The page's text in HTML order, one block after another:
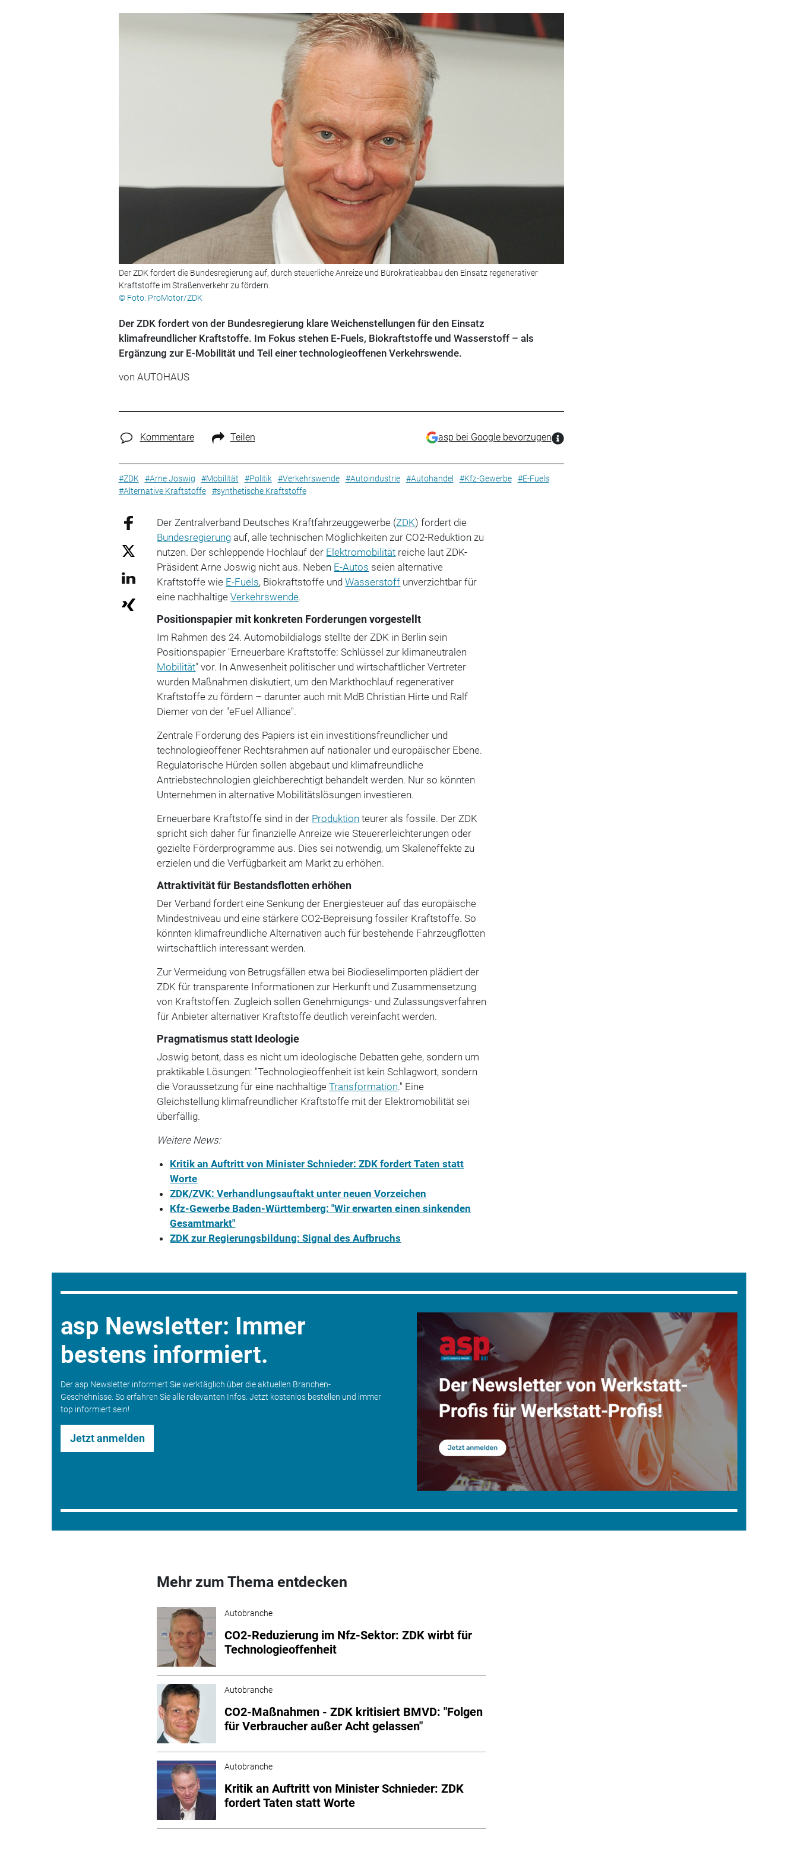
Der ZDK fordert die Bundesregierung auf, durch steuerliche Anreize und Bürokratieabbau den Einsatz regenerativer
Kraftstoffe im Straßenverkehr zu fördern.
© Foto: ProMotor/ZDK
Der ZDK fordert von der Bundesregierung klare Weichenstellungen für den Einsatz
klimafreundlicher Kraftstoffe. Im Fokus stehen E-Fuels, Biokraftstoffe und Wasserstoff – als
Ergänzung zur E-Mobilität und Teil einer technologieoffenen Verkehrswende.
von AUTOHAUS
Kommentare Teilen asp bei Google bevorzugen
#ZDK #Arne Joswig #Mobilität #Politik #Verkehrswende #Autoindustrie #Autohandel #Kfz-Gewerbe
#E-Fuels
#Alternative Kraftstoffe
#synthetische Kraftstoffe
Der Zentralverband Deutsches Kraftfahrzeuggewerbe (ZDK) fordert die
Bundesregierung auf, alle technischen Möglichkeiten zur CO2-Reduktion zu
nutzen. Der schleppende Hochlauf der Elektromobilität reiche laut ZDK-
Präsident Arne Joswig nicht aus. Neben E-Autos seien alternative
Kraftstoffe wie E-Fuels, Biokraftstoffe undWasserstoff unverzichtbar für
eine nachhaltigeVerkehrswende.
Positionspapier mit konkreten Forderungen vorgestellt
Im Rahmen des 24. Automobildialogs stellte der ZDK in Berlin sein
Positionspapier "Erneuerbare Kraftstoffe: Schlüssel zur klimaneutralen
Mobilität" vor. In Anwesenheit politischer und wirtschaftlicher Vertreter
wurden Maßnahmen diskutiert, um den Markthochlauf regenerativer
Kraftstoffe zu fördern – darunter auch mit MdB Christian Hirte und Ralf
Diemer von der "eFuel Alliance".
Zentrale Forderung des Papiers ist ein investitionsfreundlicher und
technologieoffener Rechtsrahmen auf nationaler und europäischer Ebene.
Regulatorische Hürden sollen abgebaut und klimafreundliche
Antriebstechnologien gleichberechtigt behandelt werden. Nur so könnten
Unternehmen in alternative Mobilitätslösungen investieren.
Erneuerbare Kraftstoffe sind in der Produktion teurer als fossile. Der ZDK
spricht sich daher für finanzielle Anreize wie Steuererleichterungen oder
gezielte Förderprogramme aus. Dies sei notwendig, um Skaleneffekte zu
erzielen und die Verfügbarkeit am Markt zu erhöhen.
Attraktivität für Bestandsflotten erhöhen
Der Verband fordert eine Senkung der Energiesteuer auf das europäische
Mindestniveau und eine stärkere CO2-Bepreisung fossiler Kraftstoffe. So
könnten klimafreundliche Alternativen auch für bestehende Fahrzeugflotten
wirtschaftlich interessant werden.
Zur Vermeidung von Betrugsfällen etwa bei Biodieselimporten plädiert der
ZDK für transparente Informationen zur Herkunft und Zusammensetzung
von Kraftstoffen. Zugleich sollen Genehmigungs- und Zulassungsverfahren
für Anbieter alternativer Kraftstoffe deutlich vereinfacht werden.
Pragmatismus statt Ideologie
Joswig betont, dass es nicht um ideologische Debatten gehe, sondern um
praktikable Lösungen: "Technologieoffenheit ist kein Schlagwort, sondern
die Voraussetzung für eine nachhaltigeTransformation." Eine
Gleichstellung klimafreundlicher Kraftstoffe mit der Elektromobilität sei
überfällig.
Weitere News:
Kritik an Auftritt von Minister Schnieder: ZDK fordert Taten statt
Worte
ZDK/ZVK: Verhandlungsauftakt unter neuen Vorzeichen
Kfz-Gewerbe Baden-Württemberg: "Wir erwarten einen sinkenden
Gesamtmarkt"
ZDK zur Regierungsbildung: Signal des Aufbruchs
asp Newsletter: Immer
bestens informiert.
Der asp Newsletter informiert Sie werktäglich über die aktuellen Branchen-
Geschehnisse. So erfahren Sie alle relevanten Infos. Jetzt kostenlos bestellen und immer
top informiert sein!
Jetzt anmelden
Mehr zum Thema entdecken
Autobranche
CO2-Reduzierung im Nfz-Sektor: ZDK wirbt für
Technologieoffenheit
Autobranche
CO2-Maßnahmen - ZDK kritisiert BMVD: "Folgen
für Verbraucher außer Acht gelassen"
Autobranche
Kritik an Auftritt von Minister Schnieder: ZDK
fordert Taten statt Worte